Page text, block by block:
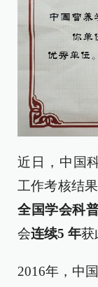
近日，中国
工作考核结
全国学会科
会连续5 年获
2016年，中